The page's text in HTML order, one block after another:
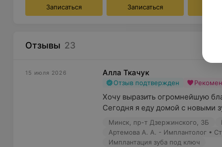
депульпирование зубов;
реставрация разрушенных или поврежденных
исправление проблем с прикусом;
протезирование и имплантация зубов;
шинирование зубов;
удаление кист и образований в ротовой полости;
удаление зубов, в том числе зубов мудрости;
установка керамических виниров;
Записаться Записаться
Отзывы 23
15 июля 2026 Алла Ткачук
Отзыв подтвержден
Хочу выразить огромнейшую
Сегодня я еду домой с новыми
Минск, пр-т Дзержинского, 3Б
Артемова А. А. - Имплантолог •
Имплантация зуба под ключ